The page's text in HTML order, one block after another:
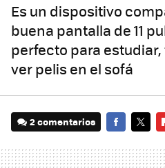
Es un dispositivo
buena pantalla de 11
perfecto para
ver pelis en el sofá
2 comentarios